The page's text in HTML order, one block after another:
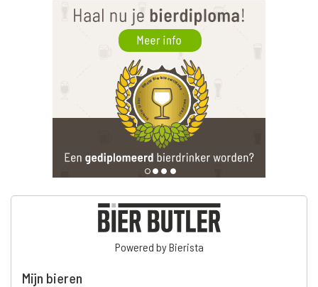
Powered by Bierista
Mijn bieren